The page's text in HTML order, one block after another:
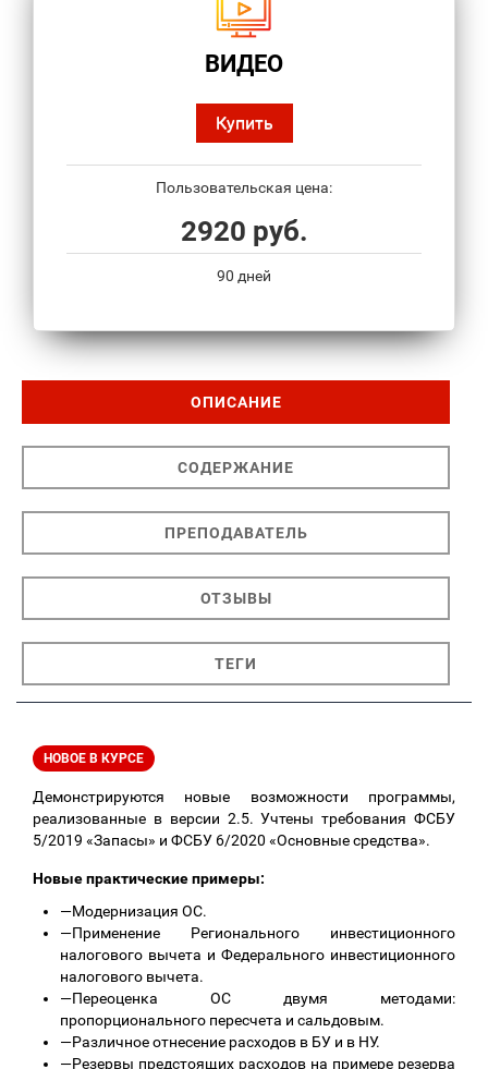
ВИДЕО
Купить
Пользовательская цена:
2920 руб.
90 дней
ОПИСАНИЕ
СОДЕРЖАНИЕ
ПРЕПОДАВАТЕЛЬ
ОТЗЫВЫ
ТЕГИ
НОВОЕ В КУРСЕ
Демонстрируются новые возможности программы,
реализованные в версии 2.5. Учтены требования ФСБУ
5/2019 «Запасы» и ФСБУ 6/2020 «Основные средства».
Новые практические примеры:
—Модернизация ОС.
—Применение Регионального инвестиционного
налогового вычета и Федерального инвестиционного
налогового вычета.
—Переоценка ОС двумя методами:
пропорционального пересчета и сальдовым.
—Различное отнесение расходов в БУ и в НУ.
—Резервы предстоящих расходов на примере резерва